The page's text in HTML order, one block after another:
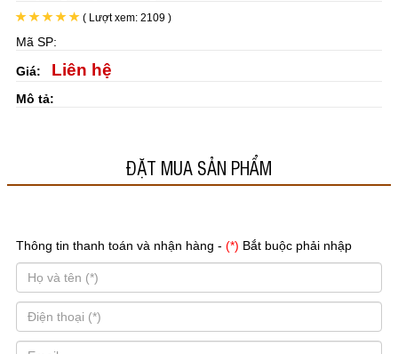
( Lượt xem: 2109 )
Mã SP:
Giá: Liên hệ
Mô tả:
ĐẶT MUA SẢN PHẨM
Thông tin thanh toán và nhận hàng - (*) Bắt buộc phải nhập